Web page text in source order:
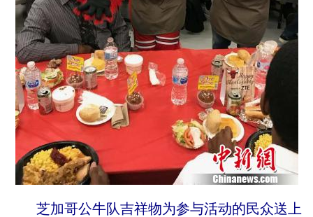
芝加哥公牛队吉祥物为参与活动的民众送上